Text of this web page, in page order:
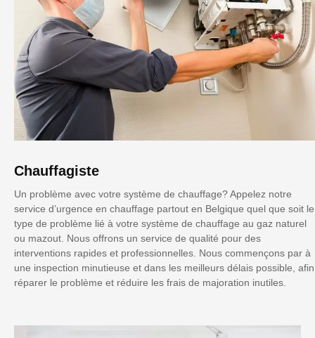
Chauffagiste
Un problème avec votre système de chauffage? Appelez notre
service d’urgence en chauffage partout en Belgique quel que soit le
type de problème lié à votre système de chauffage au gaz naturel
ou mazout. Nous offrons un service de qualité pour des
interventions rapides et professionnelles. Nous commençons par à
une inspection minutieuse et dans les meilleurs délais possible, afin
réparer le problème et réduire les frais de majoration inutiles.